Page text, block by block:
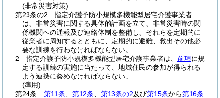
(非常災害対策)
第23条の2
指定介護予防小規模多機能型居宅介護事業者
は、非常災害に関する具体的計画を立て、非常災害時の関
係機関への通報及び連絡体制を整備し、それらを定期的に
従業者に周知するとともに、定期的に避難、救出その他必
要な訓練を行わなければならない。
2
指定介護予防小規模多機能型居宅介護事業者は、 前項に規
定する訓練の実施に当たって、地域住民の参加が得られる
よう連携に努めなければならない。
(準用)
第24条
第11条 第12条 第13条の2及び第15条から第16条